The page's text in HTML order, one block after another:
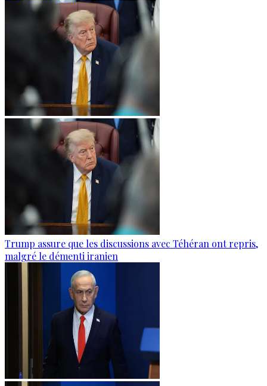
Trump assure que les discussions avec Téhéran ont repris,
malgré le démenti iranien